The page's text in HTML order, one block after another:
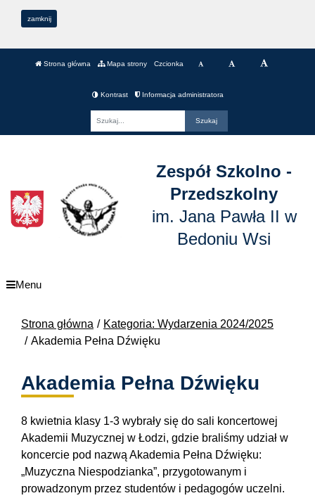
zamknij
Strona główna Mapa strony Czcionka
Kontrast Informacja administratora
Zespół Szkolno -
Przedszkolny
im. Jana Pawła II w
Bedoniu Wsi
Menu
Strona główna
Kategoria: Wydarzenia 2024/2025
Akademia Pełna Dźwięku
Akademia Pełna Dźwięku
8 kwietnia klasy 1-3 wybrały się do sali koncertowej
Akademii Muzycznej w Łodzi, gdzie braliśmy udział w
koncercie pod nazwą Akademia Pełna Dźwięku:
„Muzyczna Niespodzianka”, przygotowanym i
prowadzonym przez studentów i pedagogów uczelni.